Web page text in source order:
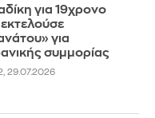
για 19χρονο
για
συμμορίας
29.07.2026